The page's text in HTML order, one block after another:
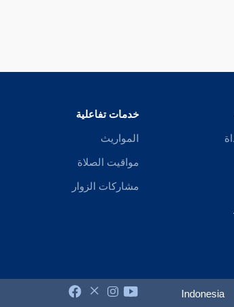
خدمات تفاعلية
المواريث
مواقيت الصلاة
مشاركات الزوار
Indonesia